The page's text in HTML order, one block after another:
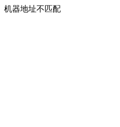
机器地址不匹配